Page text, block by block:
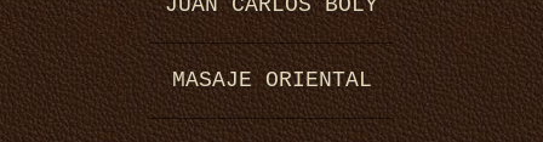
JUAN CARLOS BOLY
MASAJE ORIENTAL